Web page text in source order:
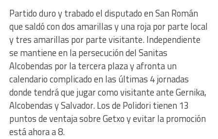
Partido duro y trabado el disputado en San Román
que saldó con dos amarillas y una roja por parte local
y tres amarillas por parte visitante. Independiente
se mantiene en la persecución del Sanitas
Alcobendas por la tercera plaza y afronta un
calendario complicado en las últimas 4 jornadas
donde tendrá que jugar como visitante ante Gernika,
Alcobendas y Salvador. Los de Polidori tienen 13
puntos de ventaja sobre Getxo y evitar la promoción
está ahora a 8.